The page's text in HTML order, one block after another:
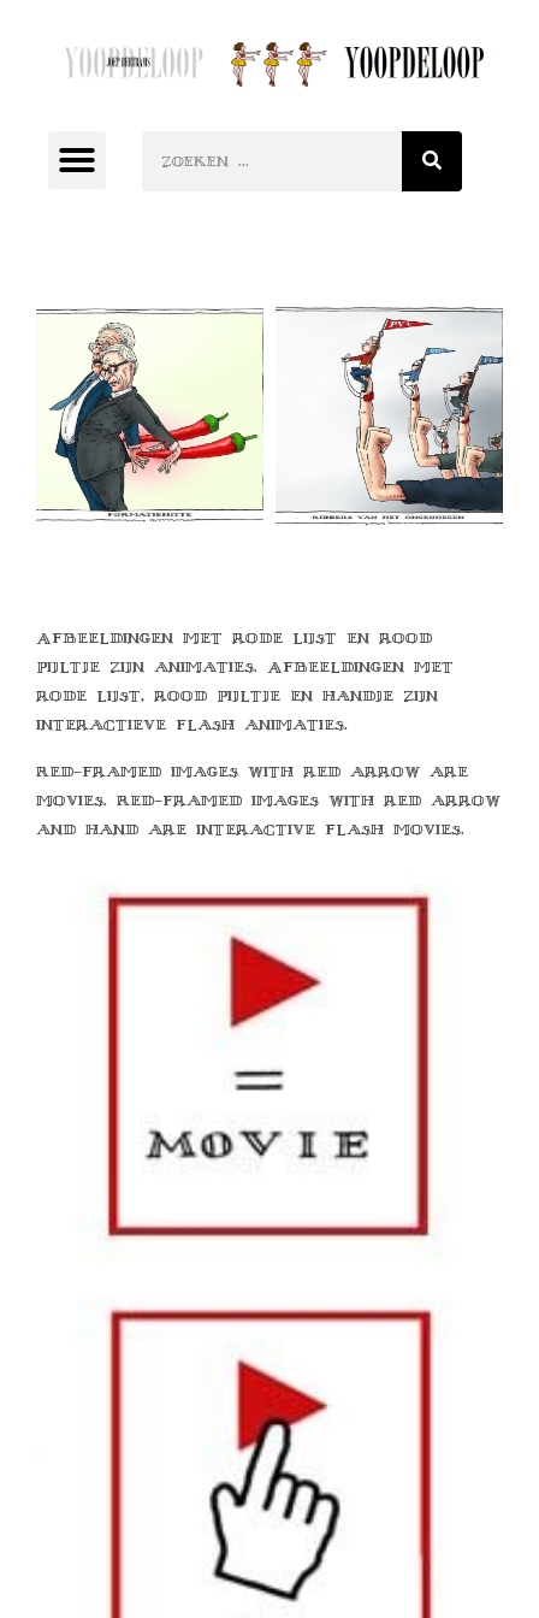
Afbeeldingen met rode lijst en rood
pijltje zijn animaties. Afbeeldingen met
rode lijst, rood pijltje en handje zijn
interactieve flash animaties.
Red-framed images with red arrow are
movies. Red-framed images with red arrow
and hand are interactive flash movies.